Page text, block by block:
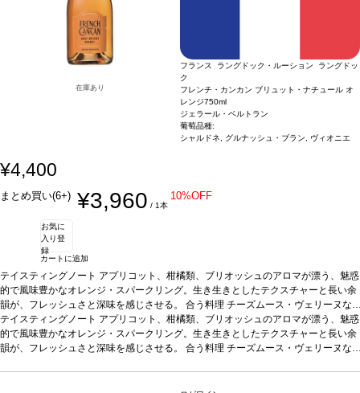
在庫あり
フランス ラングドック・ルーション ラングドッ
ク
フレンチ・カンカン ブリュット・ナチュール オ
レンジ750ml
ジェラール・ベルトラン
葡萄品種:
シャルドネ, グルナッシュ・ブラン, ヴィオニエ
¥4,400
まとめ買い(6+) ¥3,960 / 1本
10%OFF
お気に
入り登
録
カートに追加
テイスティングノート アプリコット、柑橘類、ブリオッシュのアロマが漂う、魅惑
的で風味豊かなオレンジ・スパークリング。生き生きとしたテクスチャーと長い余
韻が、フレッシュさと深味を感じさせる。 合う料理 チーズムース・ヴェリーヌな
どと好相性葡萄品種シャルドネ、グルナッシュ・ブラン、ヴィオニエ認証ABオー
ガニック
テイスティングノート アプリコット、柑橘類、ブリオッシュのアロマが漂う、魅惑
的で風味豊かなオレンジ・スパークリング。生き生きとしたテクスチャーと長い余
韻が、フレッシュさと深味を感じさせる。 合う料理 チーズムース・ヴェリーヌな